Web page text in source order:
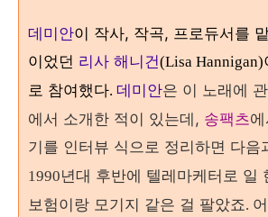
데미안이 작사, 작곡, 프로듀서를
이었던 리사 해니건(Lisa Hannigan)
로 참여했다. 데미안은 이 노래에
에서 소개한 적이 있는데, 송팩츠
기를 인터뷰 식으로 정리하면 다음
1990년대 후반에 텔레마케터로 일
보험이랑 모기지 같은 걸 팔았죠.